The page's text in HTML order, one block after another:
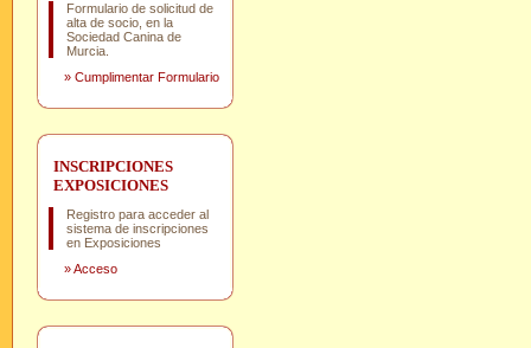
Formulario de solicitud de
alta de socio, en la
Sociedad Canina de
Murcia.
» Cumplimentar Formulario
INSCRIPCIONES
EXPOSICIONES
Registro para acceder al
sistema de inscripciones
en Exposiciones
»Acceso